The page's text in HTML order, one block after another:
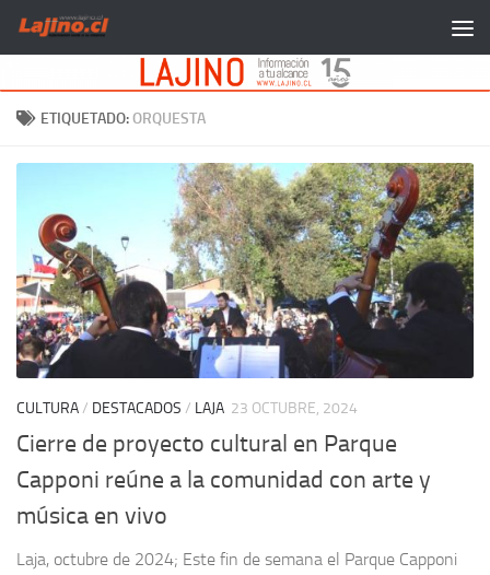
Saltar al contenido
ETIQUETADO:ORQUESTA
CULTURA/ DESTACADOS / LAJA 23 OCTUBRE, 2024
Cierre de proyecto cultural en Parque
Capponi reúne a la comunidad con arte y
música en vivo
Laja, octubre de 2024; Este fin de semana el Parque Capponi